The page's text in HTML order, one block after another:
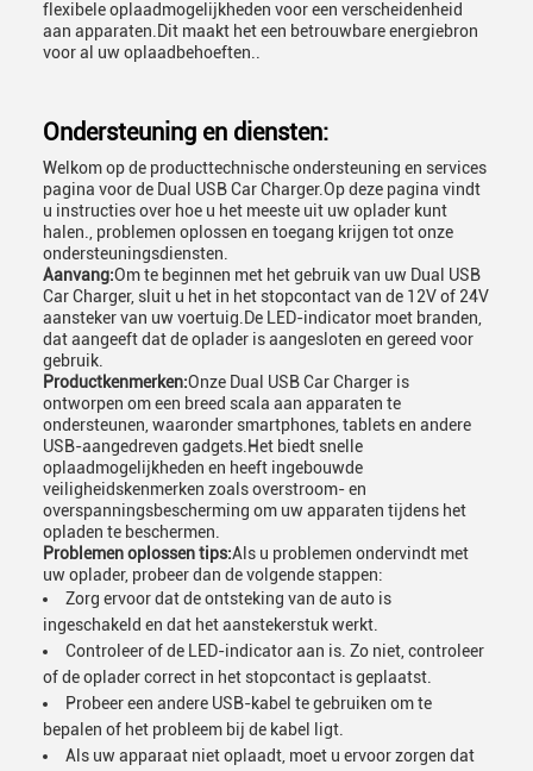
flexibele oplaadmogelijkheden voor een verscheidenheid
aan apparaten.Dit maakt het een betrouwbare energiebron
voor al uw oplaadbehoeften..
Ondersteuning en diensten:
Welkom op de producttechnische ondersteuning en services
pagina voor de Dual USB Car Charger.Op deze pagina vindt
u instructies over hoe u het meeste uit uw oplader kunt
halen., problemen oplossen en toegang krijgen tot onze
ondersteuningsdiensten.
Aanvang:Om te beginnen met het gebruik van uw Dual USB
Car Charger, sluit u het in het stopcontact van de 12V of 24V
aansteker van uw voertuig.De LED-indicator moet branden,
dat aangeeft dat de oplader is aangesloten en gereed voor
gebruik.
Productkenmerken:Onze Dual USB Car Charger is
ontworpen om een breed scala aan apparaten te
ondersteunen, waaronder smartphones, tablets en andere
USB-aangedreven gadgets.Het biedt snelle
oplaadmogelijkheden en heeft ingebouwde
veiligheidskenmerken zoals overstroom- en
overspanningsbescherming om uw apparaten tijdens het
opladen te beschermen.
Problemen oplossen tips:Als u problemen ondervindt met
uw oplader, probeer dan de volgende stappen:
Zorg ervoor dat de ontsteking van de auto is
ingeschakeld en dat het aanstekerstuk werkt.
Controleer of de LED-indicator aan is. Zo niet, controleer
of de oplader correct in het stopcontact is geplaatst.
Probeer een andere USB-kabel te gebruiken om te
bepalen of het probleem bij de kabel ligt.
Als uw apparaat niet oplaadt, moet u ervoor zorgen dat